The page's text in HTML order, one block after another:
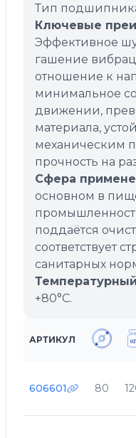
Тип
Ключевые
Эффективное
гашение
отношение к
минимальное
движении,
материала,
механическим
прочность на
Сфера
основном в
поддаётся
соответствует
санитарных
+80°C.
АРТИКУЛ
606601 80